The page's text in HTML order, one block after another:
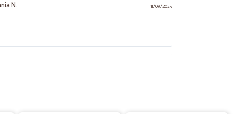
11/09/2025
N.